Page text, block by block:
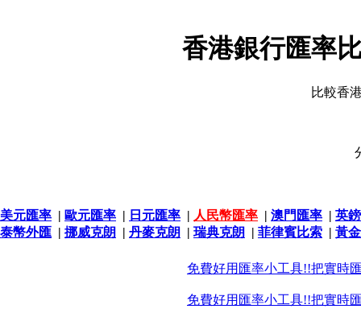
香港銀行匯率
比較香
美元匯率 | 歐元匯率 | 日元匯率 | 人民幣匯率 | 澳門匯率 | 英
泰幣外匯 | 挪威克朗 | 丹麥克朗 | 瑞典克朗 | 菲律賓比索 | 黃
免費好用匯率小工具!!把實時
免費好用匯率小工具!!把實時